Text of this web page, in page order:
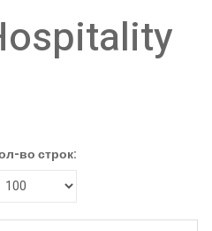
во строк: